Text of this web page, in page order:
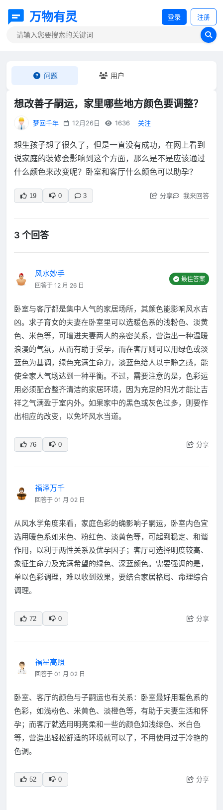
万物有灵 登录 注册
问题 用户
想改善子嗣运，家里哪些地方颜色要调整？
梦回千年 12月26日 1636 关注
想生孩子想了很久了，但是一直没有成功，在网上看到
说家庭的装修会影响到这个方面，那么是不是应该通过
什么颜色来改变呢？卧室和客厅什么颜色可以助孕？
19 0 3 分享 我来回答
3 个回答
风水妙手
回答于 12 月 26 日
最佳答案
卧室与客厅都是集中人气的家居场所，其颜色能影响风水吉
凶。求子育女的夫妻在卧室里可以选暖色系的浅粉色、淡黄
色、米色等，可增进夫妻两人的亲密关系，营造出一种温暖
浪漫的气氛，从而有助于受孕，而在客厅则可以用绿色或淡
蓝色为基调，绿色充满生命力，淡蓝色给人以宁静之感，能
使全家人气场达到一种平衡。不过，需要注意的是，色彩运
用必须配合整齐清洁的家居环境，因为充足的阳光才能让吉
祥之气满盈于室内外。如果家中的黑色或灰色过多，则要作
出相应的改变，以免坏风水当道。
76 0 分享
福泽万千
回答于 01 月 02 日
从风水学角度来看，家庭色彩的确影响子嗣运，卧室内色宜
选用暖色系如米色、粉红色、淡黄色等，可起到稳定、和谐
作用，以利于两性关系及优孕因子；客厅可选择明度较高、
象征生命力及充满希望的绿色、深蓝颜色。需要强调的是，
单以色彩调理，难以收到效果，要结合家居格局、命理综合
调理。
72 0 分享
福星高照
回答于 01 月 02 日
卧室、客厅的颜色与子嗣运也有关系：卧室最好用暖色系的
色彩，如浅粉色、米黄色、淡橙色等，有助于夫妻生活和怀
孕；而客厅就选用明亮柔和一些的颜色如浅绿色、米白色
等，营造出轻松舒适的环境就可以了，不用使用过于冷艳的
色调。
52 0 分享